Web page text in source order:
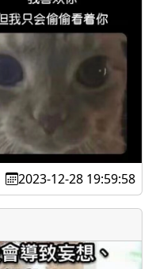
2023-12-28 19:59:58